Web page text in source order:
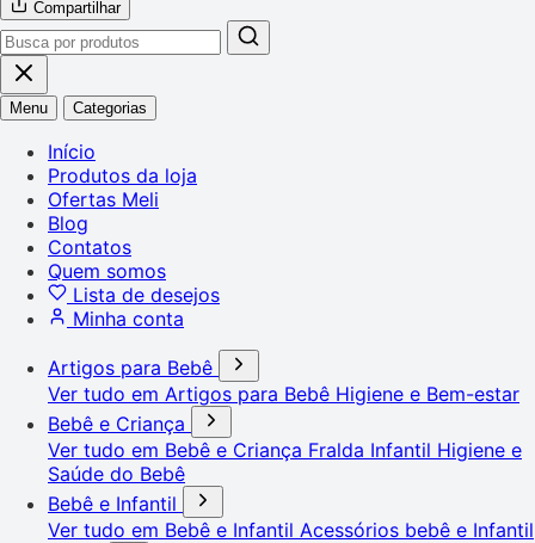
Compartilhar
Menu Categorias
Início
Produtos da loja
Ofertas Meli
Blog
Contatos
Quem somos
Lista de desejos
Minha conta
Artigos para Bebê
Ver tudo em Artigos para Bebê Higiene e Bem-estar
Bebê e Criança
Ver tudo em Bebê e Criança Fralda Infantil Higiene e
Saúde do Bebê
Bebê e Infantil
Ver tudo em Bebê e Infantil Acessórios bebê e Infantil